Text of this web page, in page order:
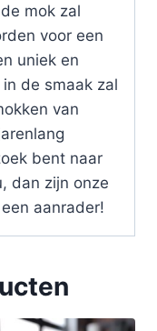
mok zal
voor een
uniek en
de smaak zal
van
bent naar
dan zijn onze
aanrader!